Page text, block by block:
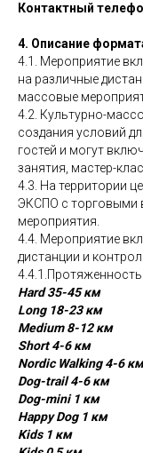
Контактный
4. Описание
4.1. Мероприятие
на различные
массовые
4.2. Культурно-
создания условий
гостей и могут
занятия, мастер-
4.3. На территории
ЭКСПО с торговыми
мероприятия.
4.4. Мероприятие
дистанции и
Hard 35-45 км
Long 18-23 км
Medium 8-12 км
Short 4-6 км
Nordic Walking 4-6 км
Dog-trail 4-6 км
Dog-mini 1 км
Happy Dog 1 км
Kids 1 км